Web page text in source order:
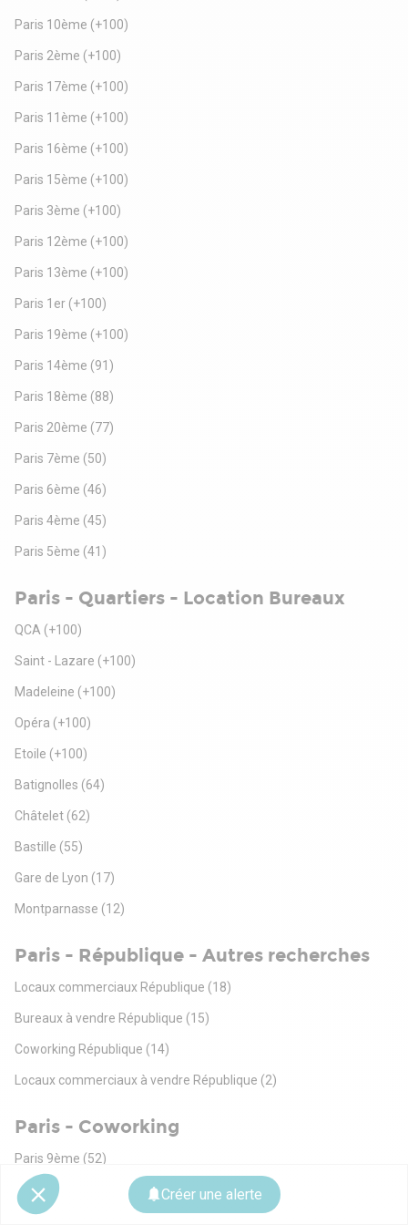
Créer une alerte
Paris 10ème (+100)
Paris 2ème (+100)
Paris 17ème (+100)
Paris 11ème (+100)
Paris 16ème (+100)
Paris 15ème (+100)
Paris 3ème (+100)
Paris 12ème (+100)
Paris 13ème (+100)
Paris 1er (+100)
Paris 19ème (+100)
Paris 14ème (91)
Paris 18ème (88)
Paris 20ème (77)
Paris 7ème (50)
Paris 6ème (46)
Paris 4ème (45)
Paris 5ème (41)
Paris - Quartiers - Location Bureaux
QCA (+100)
Saint - Lazare (+100)
Madeleine (+100)
Opéra (+100)
Etoile (+100)
Batignolles (64)
Châtelet (62)
Bastille (55)
Gare de Lyon (17)
Montparnasse (12)
Paris - République - Autres recherches
Locaux commerciaux République (18)
Bureaux à vendre République (15)
Coworking République (14)
Locaux commerciaux à vendre République (2)
Paris - Coworking
Paris 9ème (52)
Paris 8ème